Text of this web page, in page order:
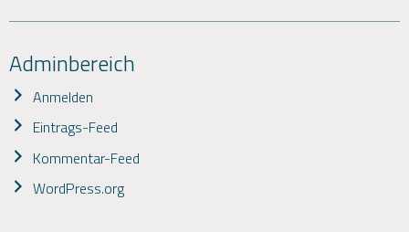
Adminbereich
Anmelden
Eintrags-Feed
Kommentar-Feed
WordPress.org